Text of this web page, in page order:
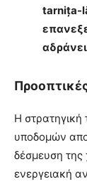
tarnița-
Η στρατηγική
υποδομών
δέσμευση της
ενεργειακή